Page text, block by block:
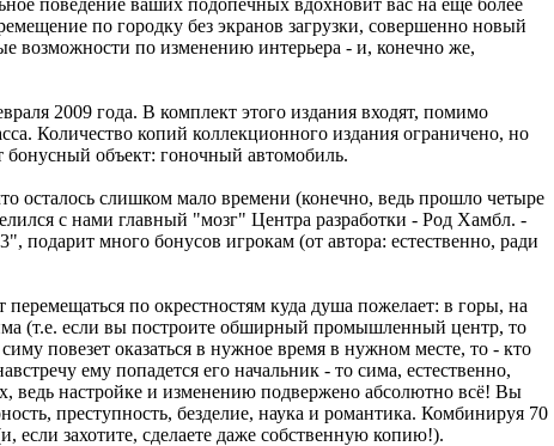
по городку без экранов загрузки, совершенно новый
возможности по изменению интерьера - и, конечно же,
2009 года. В комплект этого издания входят, помимо
Количество копий коллекционного издания ограничено, но
бонусный объект: гоночный автомобиль.
осталось слишком мало времени (конечно, ведь прошло четыре
с нами главный "мозг" Центра разработки - Род Хамбл. -
подарит много бонусов игрокам (от автора: естественно, ради
по окрестностям куда душа пожелает: в горы, на
(т.е. если вы построите обширный промышленный центр, то
повезет оказаться в нужное время в нужном месте, то - кто
ему попадется его начальник - то сима, естественно,
ведь настройке и изменению подвержено абсолютно всё! Вы
преступность, безделие, наука и романтика. Комбинируя 70
если захотите, сделаете даже собственную копию!).